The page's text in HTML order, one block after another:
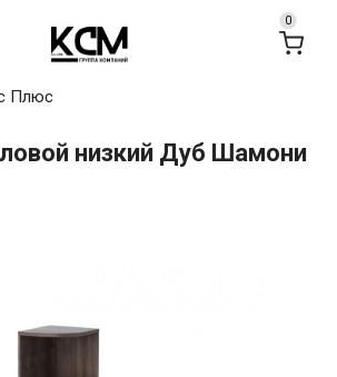
Плюс
низкий Дуб Шамони